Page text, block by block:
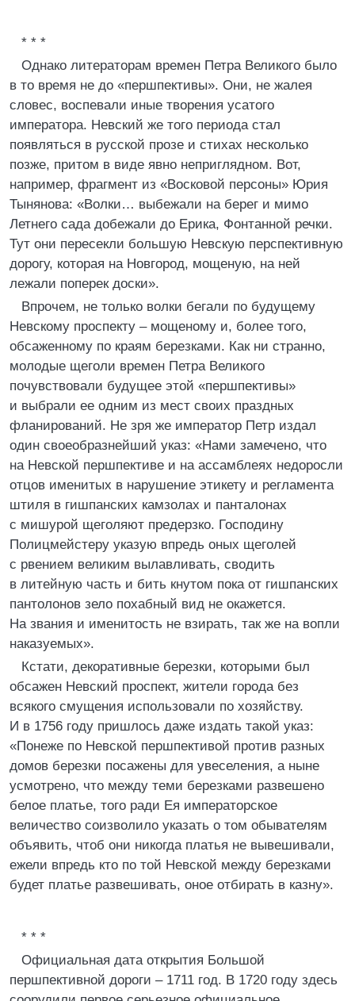
* * *
Однако литераторам времен Петра Великого было
в то время не до «першпективы». Они, не жалея
словес, воспевали иные творения усатого
императора. Невский же того периода стал
появляться в русской прозе и стихах несколько
позже, притом в виде явно неприглядном. Вот,
например, фрагмент из «Восковой персоны» Юрия
Тынянова: «Волки… выбежали на берег и мимо
Летнего сада добежали до Ерика, Фонтанной речки.
Тут они пересекли большую Невскую перспективную
дорогу, которая на Новгород, мощеную, на ней
лежали поперек доски».
Впрочем, не только волки бегали по будущему
Невскому проспекту – мощеному и, более того,
обсаженному по краям березками. Как ни странно,
молодые щеголи времен Петра Великого
почувствовали будущее этой «першпективы»
и выбрали ее одним из мест своих праздных
фланирований. Не зря же император Петр издал
один своеобразнейший указ: «Нами замечено, что
на Невской першпективе и на ассамблеях недоросли
отцов именитых в нарушение этикету и регламента
штиля в гишпанских камзолах и панталонах
с мишурой щеголяют предерзко. Господину
Полицмейстеру указую впредь оных щеголей
с рвением великим вылавливать, сводить
в литейную часть и бить кнутом пока от гишпанских
пантолонов зело похабный вид не окажется.
На звания и именитость не взирать, так же на вопли
наказуемых».
Кстати, декоративные березки, которыми был
обсажен Невский проспект, жители города без
всякого смущения использовали по хозяйству.
И в 1756 году пришлось даже издать такой указ:
«Понеже по Невской першпективой против разных
домов березки посажены для увеселения, а ныне
усмотрено, что между теми березками развешено
белое платье, того ради Ея императорское
величество соизволило указать о том обывателям
объявить, чтоб они никогда платья не вывешивали,
ежели впредь кто по той Невской между березками
будет платье развешивать, оное отбирать в казну».
* * *
Официальная дата открытия Большой
першпективной дороги – 1711 год. В 1720 году здесь